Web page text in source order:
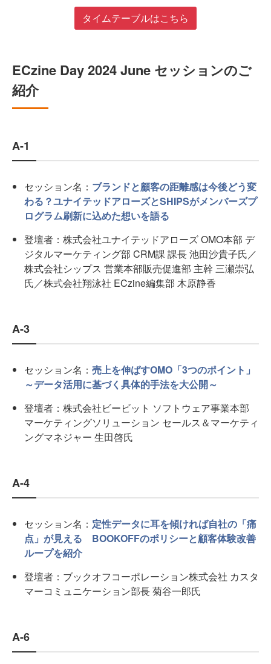
タイムテーブルはこちら
ECzine Day 2024 June セッションのご
紹介
A-1
セッション名： ブランドと顧客の距離感は今後どう変
わる？ユナイテッドアローズとSHIPSがメンバーズプ
ログラム刷新に込めた想いを語る
登壇者：株式会社ユナイテッドアローズ OMO本部 デ
ジタルマーケティング部 CRM課 課長 池田沙貴子氏／
株式会社シップス 営業本部販売促進部 主幹 三瀬崇弘
氏／株式会社翔泳社 ECzine編集部 木原静香
A-3
セッション名： 売上を伸ばすOMO「3つのポイント」
～データ活用に基づく具体的手法を大公開～
登壇者：株式会社ビービット ソフトウェア事業本部
マーケティングソリューション セールス＆マーケティ
ングマネジャー 生田啓氏
A-4
セッション名： 定性データに耳を傾ければ自社の「痛
点」が見える BOOKOFFのポリシーと顧客体験改善
ループを紹介
登壇者：ブックオフコーポレーション株式会社 カスタ
マーコミュニケーション部長 菊谷一郎氏
A-6